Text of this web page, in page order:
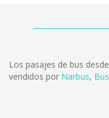
Los pasajes de bus
vendidos por Narbus,